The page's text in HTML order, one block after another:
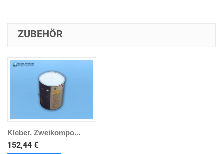
ZUBEHÖR
Kleber, Zweikompo...
152,44 €